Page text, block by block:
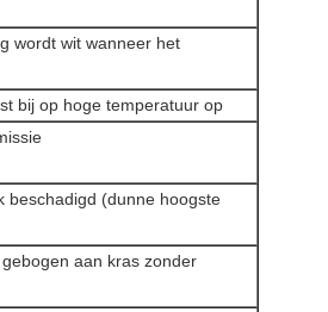
wordt wit wanneer het
bij op hoge temperatuur op
beschadigd (dunne hoogste
aan kras zonder